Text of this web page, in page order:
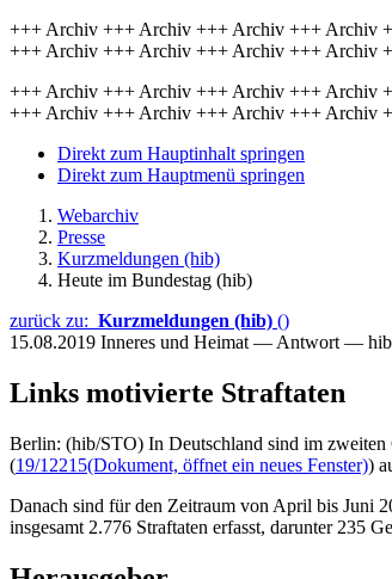
+++ Archiv +++ Archiv +++ Archiv +++ Archiv
+++ Archiv +++ Archiv +++ Archiv +++ Archiv
+++ Archiv +++ Archiv +++ Archiv +++ Archiv
+++ Archiv +++ Archiv +++ Archiv +++ Archiv
Direkt zum Hauptinhalt springen
Direkt zum Hauptmenü springen
Webarchiv
Presse
Kurzmeldungen (hib)
Heute im Bundestag (hib)
zurück zu: Kurzmeldungen (hib) ()
15.08.2019 Inneres und Heimat — Antwort —
Links motivierte Straftaten
Berlin: (hib/STO) In Deutschland sind im zweiten
(19/12215(Dokument, öffnet ein neues Fenster))
Danach sind für den Zeitraum von April bis Juni
insgesamt 2.776 Straftaten erfasst, darunter 235